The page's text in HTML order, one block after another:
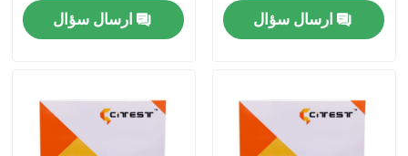
کیت تست سریع آنتی ژن کووید 19
کیت تست سلامت زنان
ارسال سؤال
ارسال سؤال